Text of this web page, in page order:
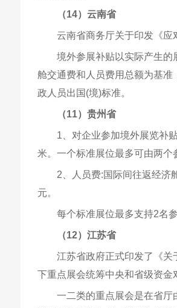
（14）云南省
云南省商务厅关于印发《应
境外参展补贴以实际产生
舱交通费和人员费用总额为基
政人员出国(境)标准。
（11）贵州省
1、对企业参加境外展览补
米。一个标准展位最多可由两
2、人员费:国际间往返经济
元。
每个标准展位最多支持2名
（12）江苏省
江苏省政府正式印发了《
下重点展会统筹中央和省级资金
一二类的重点展会是在省厅